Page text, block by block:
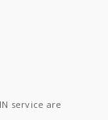
service are